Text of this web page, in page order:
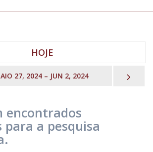
HOJE
27, 2024 – JUN 2, 2024
encontrados
para a pesquisa